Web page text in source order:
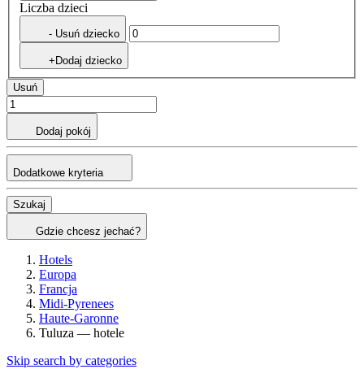
Liczba dzieci
- Usuń dziecko
+Dodaj dziecko
Usuń
Dodaj pokój
Dodatkowe kryteria
Szukaj
Gdzie chcesz jechać?
Hotels
Europa
Francja
Midi-Pyrenees
Haute-Garonne
Tuluza — hotele
Skip search by categories